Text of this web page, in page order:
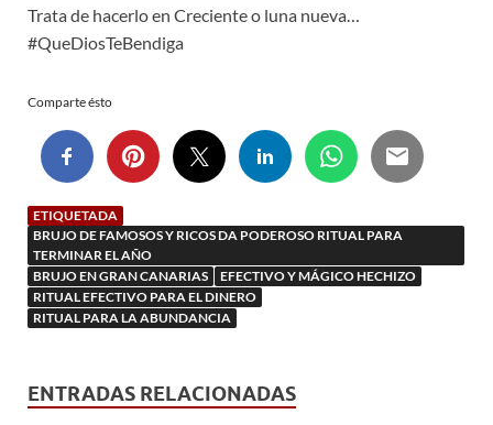
Trata de hacerlo en Creciente o luna nueva…
#QueDiosTeBendiga
Comparte ésto
ETIQUETADA
BRUJO DE FAMOSOS Y RICOS DA PODEROSO RITUAL PARA
TERMINAR EL AÑO
BRUJO EN GRAN CANARIAS
EFECTIVO Y MÁGICO HECHIZO
RITUAL EFECTIVO PARA EL DINERO
RITUAL PARA LA ABUNDANCIA
ENTRADAS RELACIONADAS